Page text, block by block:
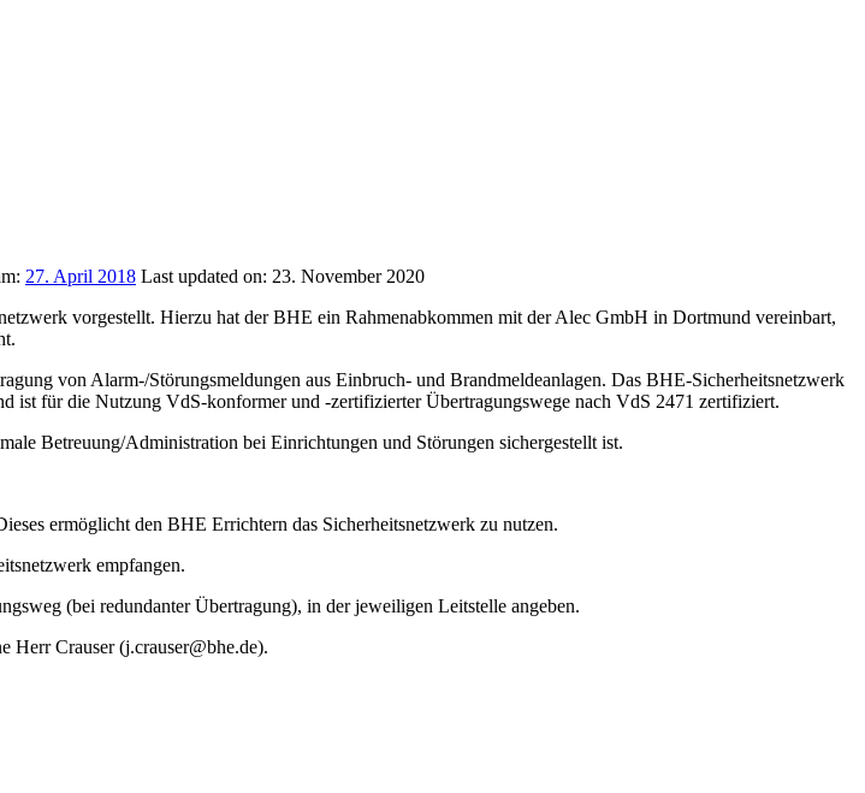
27. April 2018 Last updated on: 23. November 2020
vorgestellt. Hierzu hat der BHE ein Rahmenabkommen mit der Alec GmbH in Dortmund vereinbart,
von Alarm-/Störungsmeldungen aus Einbruch- und Brandmeldeanlagen. Das BHE-Sicherheitsnetzwerk
ist für die Nutzung VdS-konformer und -zertifizierter Übertragungswege nach VdS 2471 zertifiziert.
Betreuung/Administration bei Einrichtungen und Störungen sichergestellt ist.
ermöglicht den BHE Errichtern das Sicherheitsnetzwerk zu nutzen.
empfangen.
(bei redundanter Übertragung), in der jeweiligen Leitstelle angeben.
Herr Crauser (j.crauser@bhe.de).